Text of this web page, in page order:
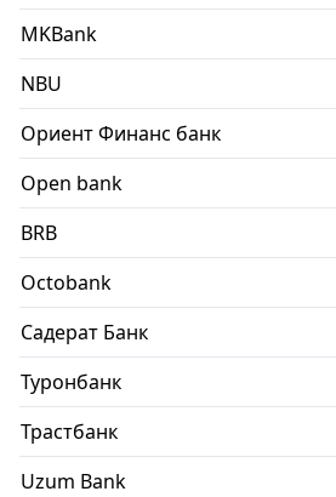
MKBank
NBU
Ориент Финанс банк
Open bank
BRB
Octobank
Садерат Банк
Туронбанк
Трастбанк
Uzum Bank